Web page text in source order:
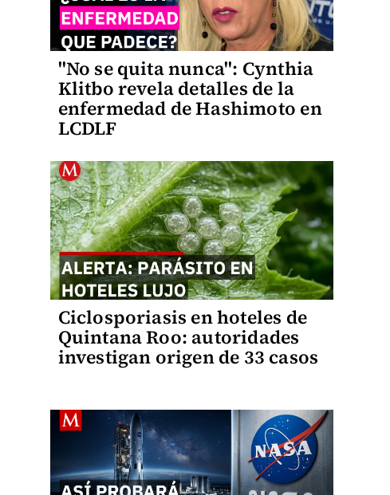
"No se quita nunca": Cynthia
Klitbo revela detalles de la
enfermedad de Hashimoto en
LCDLF
Ciclosporiasis en hoteles de
Quintana Roo: autoridades
investigan origen de 33 casos